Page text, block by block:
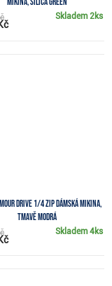
mikina, silica green
Skladem2ks
Drive 1/4 Zip dámská mikina,
tmavě modrá
Skladem4ks